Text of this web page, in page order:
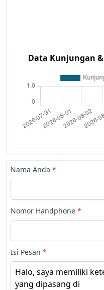
Data Kunjungan
Nama Anda *
Nomor Handphone *
Isi Pesan *